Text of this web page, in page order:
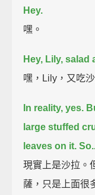
Hey.
嘿。
Hey, Lily, salad
嘿，Lily，又吃
In reality, yes.
large stuffed
leaves on it.
現實上是沙拉。
薩，只是上面很